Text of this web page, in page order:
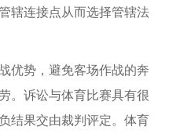
辖连接点从而选择管辖法
势，避免客场作战的奔
。诉讼与体育比赛具有很
结果交由裁判评定。体育